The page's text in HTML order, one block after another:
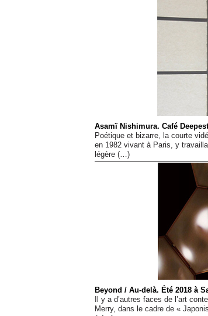
Asamï Nishimura. Café
Poétique et bizarre, la courte
en 1982 vivant à Paris, y
légère (…)
Beyond / Au-delà. Été 2018 à
Il y a d’autres faces de l’art
Merry, dans le cadre de «